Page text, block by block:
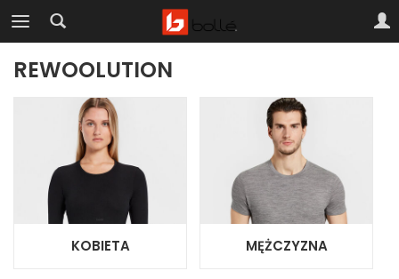
REWOOLUTION
KOBIETA MĘŻCZYZNA